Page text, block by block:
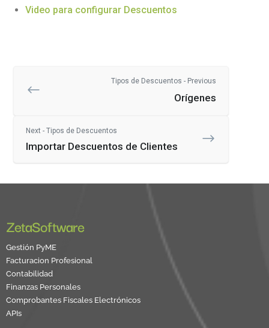
Video para configurar Descuentos
Tipos de Descuentos - Previous
Orígenes
Next - Tipos de Descuentos
Importar Descuentos de Clientes
ZetaSoftware
Gestión PyME
Facturacion Profesional
Contabilidad
Finanzas Personales
Comprobantes Fiscales Electrónicos
APIs